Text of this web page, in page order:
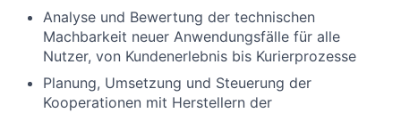
Analyse und Bewertung der technischen
Machbarkeit neuer Anwendungsfälle für alle
Nutzer, von Kundenerlebnis bis Kurierprozesse
Planung, Umsetzung und Steuerung der
Kooperationen mit Herstellern der